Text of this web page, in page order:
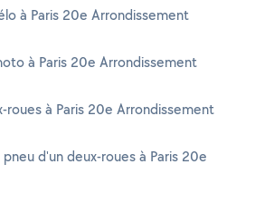
à Paris 20e Arrondissement
à Paris 20e Arrondissement
roues à Paris 20e Arrondissement
d'un deux-roues à Paris 20e